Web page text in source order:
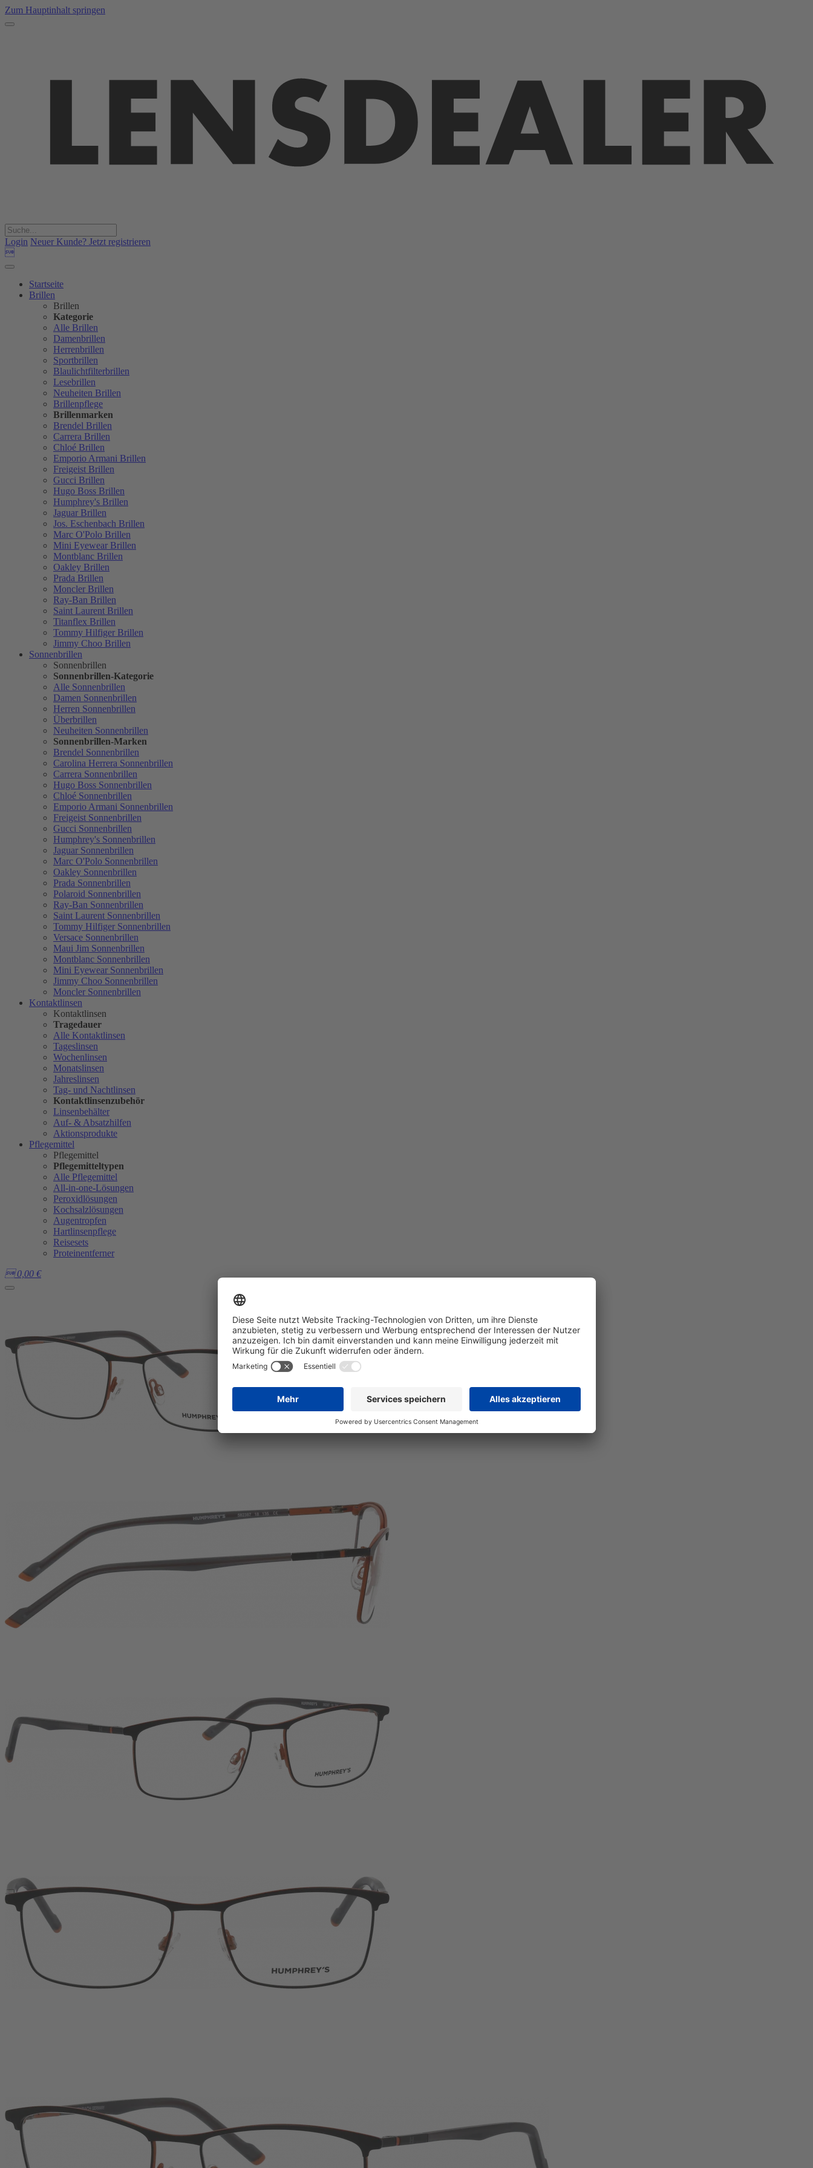
Zum Hauptinhalt springen
Login Neuer Kunde? Jetzt registrieren

Startseite
Brillen
Brillen
Kategorie
Alle Brillen
Damenbrillen
Herrenbrillen
Sportbrillen
Blaulichtfilterbrillen
Lesebrillen
Neuheiten Brillen
Brillenpflege
Brillenmarken
Brendel Brillen
Carrera Brillen
Chloé Brillen
Emporio Armani Brillen
Freigeist Brillen
Gucci Brillen
Hugo Boss Brillen
Humphrey's Brillen
Jaguar Brillen
Jos. Eschenbach Brillen
Marc O'Polo Brillen
Mini Eyewear Brillen
Montblanc Brillen
Oakley Brillen
Prada Brillen
Moncler Brillen
Ray-Ban Brillen
Saint Laurent Brillen
Titanflex Brillen
Tommy Hilfiger Brillen
Jimmy Choo Brillen
Sonnenbrillen
Sonnenbrillen
Sonnenbrillen-Kategorie
Alle Sonnenbrillen
Damen Sonnenbrillen
Herren Sonnenbrillen
Überbrillen
Neuheiten Sonnenbrillen
Sonnenbrillen-Marken
Brendel Sonnenbrillen
Carolina Herrera Sonnenbrillen
Carrera Sonnenbrillen
Hugo Boss Sonnenbrillen
Chloé Sonnenbrillen
Emporio Armani Sonnenbrillen
Freigeist Sonnenbrillen
Gucci Sonnenbrillen
Humphrey's Sonnenbrillen
Jaguar Sonnenbrillen
Marc O'Polo Sonnenbrillen
Oakley Sonnenbrillen
Prada Sonnenbrillen
Polaroid Sonnenbrillen
Ray-Ban Sonnenbrillen
Saint Laurent Sonnenbrillen
Tommy Hilfiger Sonnenbrillen
Versace Sonnenbrillen
Maui Jim Sonnenbrillen
Montblanc Sonnenbrillen
Mini Eyewear Sonnenbrillen
Jimmy Choo Sonnenbrillen
Moncler Sonnenbrillen
Kontaktlinsen
Kontaktlinsen
Tragedauer
Alle Kontaktlinsen
Tageslinsen
Wochenlinsen
Monatslinsen
Jahreslinsen
Tag- und Nachtlinsen
Kontaktlinsenzubehör
Linsenbehälter
Auf- & Absatzhilfen
Aktionsprodukte
Pflegemittel
Pflegemittel
Pflegemitteltypen
Alle Pflegemittel
All-in-one-Lösungen
Peroxidlösungen
Kochsalzlösungen
Augentropfen
Hartlinsenpflege
Reisesets
Proteinentferner
 0,00 €